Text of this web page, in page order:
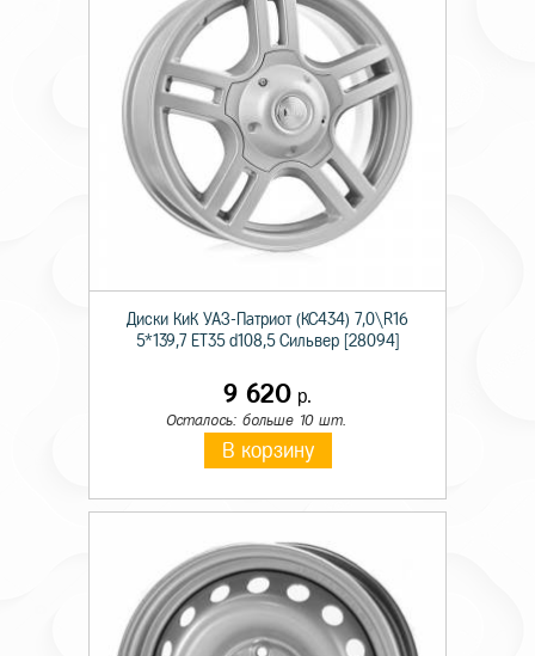
Диски КиК УАЗ-Патриот (КС434) 7,0\R16
5*139,7 ET35 d108,5 Сильвер [28094]
9 620 р.
Осталось: больше 10 шт.
В корзину